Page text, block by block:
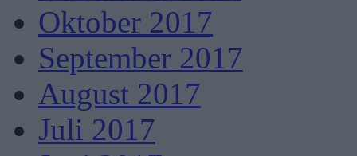
Oktober 2017
September 2017
August 2017
Juli 2017